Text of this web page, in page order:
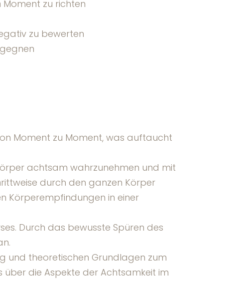
zu richten
zu bewerten
Moment zu Moment, was auftaucht
achtsam wahrzunehmen und mit
durch den ganzen Körper
Körperempfindungen in einer
Durch das bewusste Spüren des
und theoretischen Grundlagen zum
die Aspekte der Achtsamkeit im